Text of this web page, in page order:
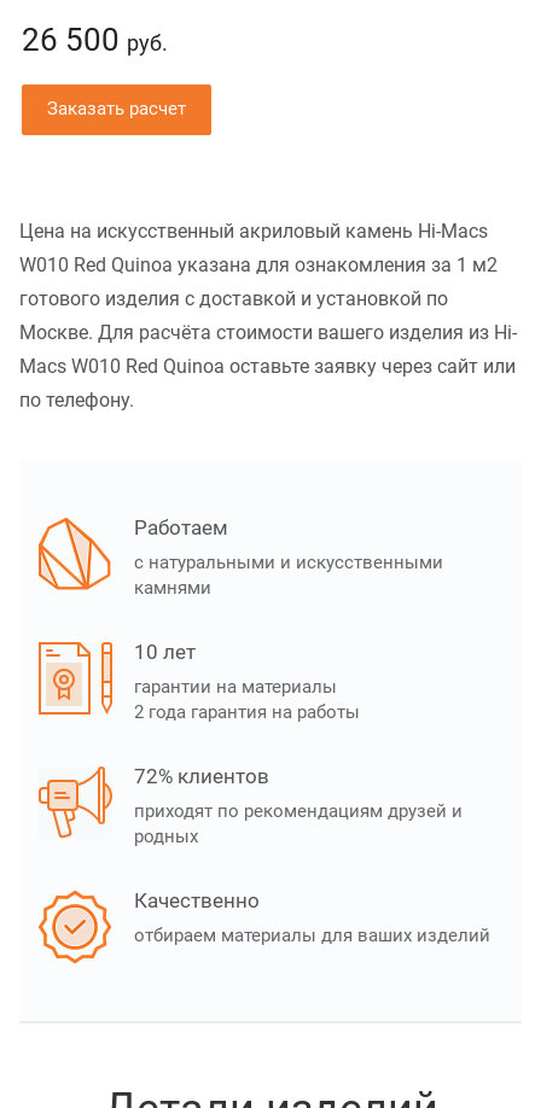
26 500 руб.
Заказать расчет
Цена на искусственный акриловый камень Hi-Macs
W010 Red Quinoa указана для ознакомления за 1 м2
готового изделия с доставкой и установкой по
Москве. Для расчёта стоимости вашего изделия из Hi-
Macs W010 Red Quinoa оставьте заявку через сайт или
по телефону.
Работаем
с натуральными и искусственными
камнями
10 лет
гарантии на материалы
2 года гарантия на работы
72% клиентов
приходят по рекомендациям друзей и
родных
Качественно
отбираем материалы для ваших изделий